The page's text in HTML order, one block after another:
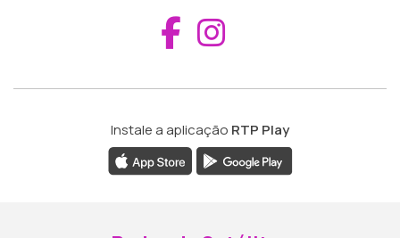
Aceder ao
Instale a aplicação RTP Play